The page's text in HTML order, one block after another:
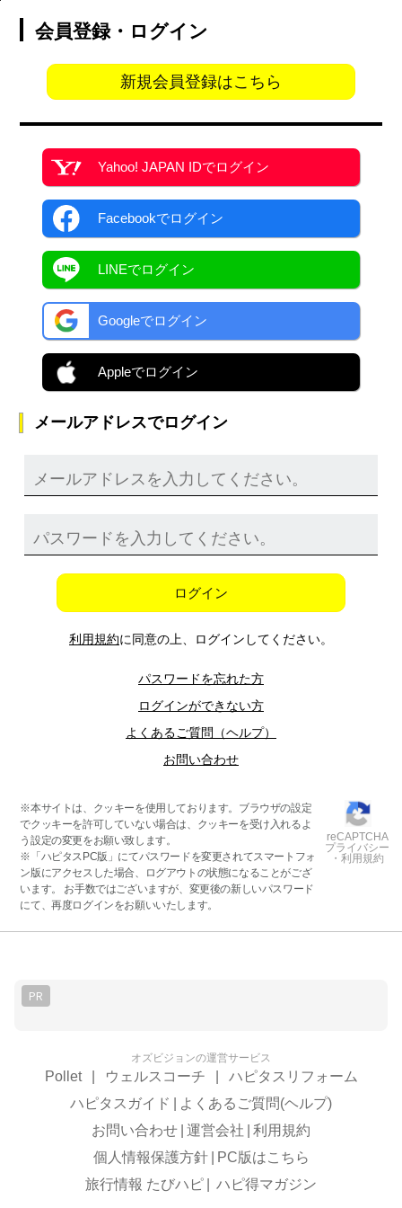
会員登録・ログイン
新規会員登録はこちら
Yahoo! JAPAN IDでログイン
Facebookでログイン
LINEでログイン
Googleでログイン
Appleでログイン
メールアドレスでログイン
ログイン
利用規約に同意の上、ログインしてください。
パスワードを忘れた方
ログインができない方
よくあるご質問（ヘルプ）
お問い合わせ
※本サイトは、クッキーを使用しております。ブラウザの設定
でクッキーを許可していない場合は、クッキーを受け入れるよ
う設定の変更をお願い致します。
※「ハピタスPC版」にてパスワードを変更されてスマートフォ
ン版にアクセスした場合、ログアウトの状態になることがござ
います。 お手数ではございますが、変更後の新しいパスワード
にて、再度ログインをお願いいたします。
reCAPTCHA
プライバシー
・利用規約
PR
オズビジョンの運営サービス
Pollet ウェルスコーチ
ハピタスリフォーム
ハピタスガイド
よくあるご質問(ヘルプ)
お問い合わせ 運営会社
利用規約
個人情報保護方針
PC版はこちら
旅行情報 たびハピ
ハピ得マガジン